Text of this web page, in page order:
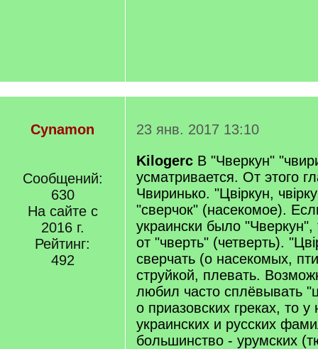
Cynamon
Сообщений:
630
На сайте с
2016 г.
Рейтинг:
492
23 янв. 2017 13:10
Kilogerc В "Чверкун"
усматривается. От этого
Чвиринько. "Цвіркун,
"сверчок" (насекомое).
украински было
от "чверть" (четверть).
сверчать (о насекомых,
струйкой, плевать.
любил часто сплёвывать
о приазовских греках, то
украинских и русских
большинство - урумских